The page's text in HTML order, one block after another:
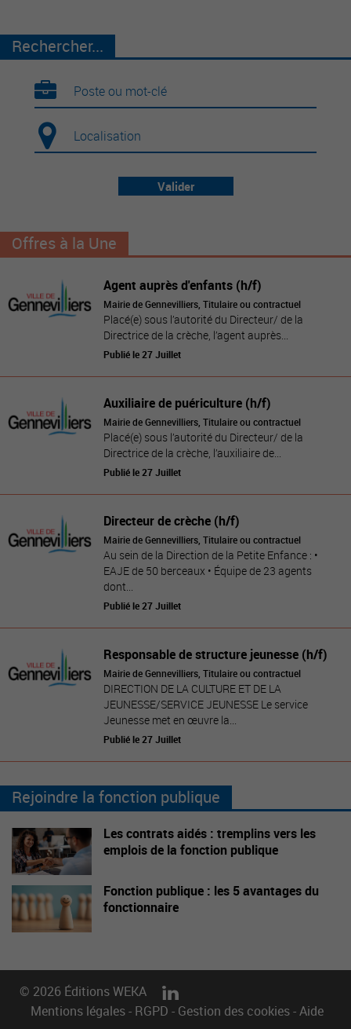
Rechercher...
Valider
Offres à la Une
Agent auprès d'enfants (h/f)
Mairie de Gennevilliers, Titulaire ou contractuel
Placé(e) sous l’autorité du Directeur/ de la
Directrice de la crèche, l’agent auprès...
Publié le 27 Juillet
Auxiliaire de puériculture (h/f)
Mairie de Gennevilliers, Titulaire ou contractuel
Placé(e) sous l’autorité du Directeur/ de la
Directrice de la crèche, l’auxiliaire de...
Publié le 27 Juillet
Directeur de crèche (h/f)
Mairie de Gennevilliers, Titulaire ou contractuel
Au sein de la Direction de la Petite Enfance : •
EAJE de 50 berceaux • Équipe de 23 agents
dont...
Publié le 27 Juillet
Responsable de structure jeunesse (h/f)
Mairie de Gennevilliers, Titulaire ou contractuel
DIRECTION DE LA CULTURE ET DE LA
JEUNESSE/SERVICE JEUNESSE Le service
Jeunesse met en œuvre la...
Publié le 27 Juillet
Rejoindre la fonction publique
Les contrats aidés : tremplins vers les
emplois de la fonction publique
Fonction publique : les 5 avantages du
fonctionnaire
© 2026 Éditions WEKA
Mentions légales- RGPD - Gestion des cookies-Aide